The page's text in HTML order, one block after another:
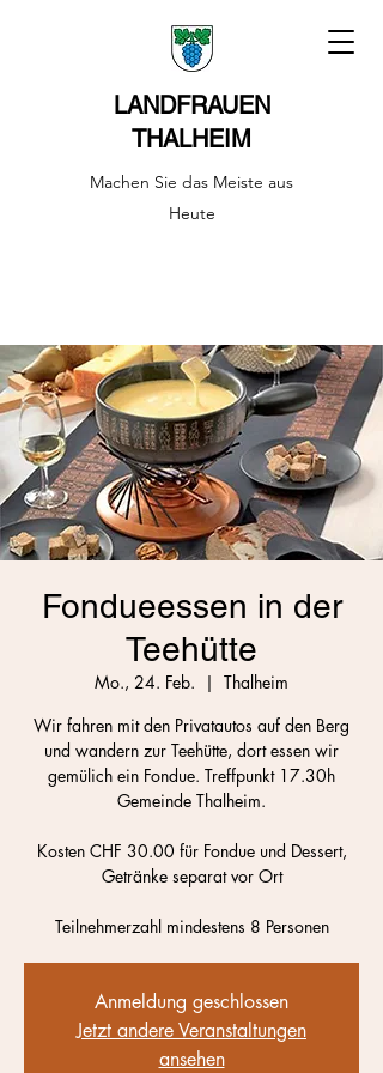
LANDFRAUEN
THALHEIM
Machen Sie das Meiste aus
Heute
Fondueessen in der
Teehütte
Mo., 24. Feb.
  |
Thalheim
Wir fahren mit den Privatautos auf den Berg
und wandern zur Teehütte, dort essen wir
gemülich ein Fondue. Treffpunkt 17.30h
Gemeinde Thalheim.
Kosten CHF 30.00 für Fondue und Dessert,
Getränke separat vor Ort
Teilnehmerzahl mindestens 8 Personen
Anmeldung geschlossen
Jetzt andere Veranstaltungen
ansehen